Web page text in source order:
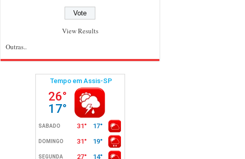
View Results
Outras..